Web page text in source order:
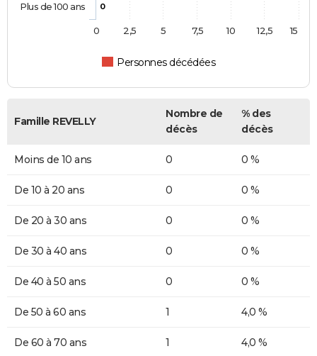
0
Personnes décédées
Plus de 100 ans
0 2,5 5 7,5 10 12,5 15
Famille REVELLY
Nombre de
décès
% des
décès
Moins de 10 ans 0 0 %
De 10 à 20 ans 0 0 %
De 20 à 30 ans 0 0 %
De 30 à 40 ans 0 0 %
De 40 à 50 ans 0 0 %
De 50 à 60 ans 1 4,0 %
De 60 à 70 ans 1 4,0 %